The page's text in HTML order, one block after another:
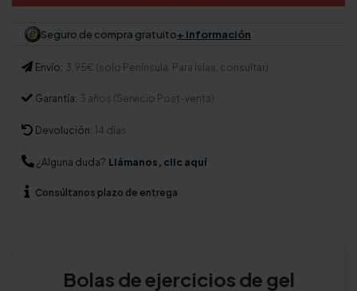
Seguro de compra gratuito+ información
Envío: 3,95€ (solo Península. Para Islas, consultar)
Garantía: 3 años (Servicio Post-venta)
Devolución: 14 días
¿Alguna duda? Llámanos, clic aquí
Consúltanos plazo de entrega
Bolas de ejercicios de gel